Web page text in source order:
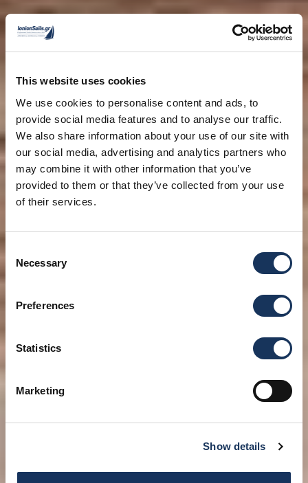
This website uses cookies
We use cookies to personalise content and ads, to
provide social media features and to analyse our traffic.
We also share information about your use of our site with
our social media, advertising and analytics partners who
may combine it with other information that you’ve
provided to them or that they’ve collected from your use
of their services.
Selection
Necessary
Preferences
Statistics
Marketing
Show details